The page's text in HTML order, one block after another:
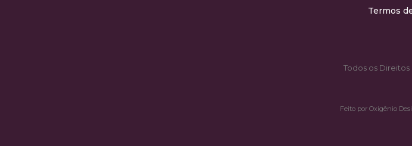
Termos
Todos os Direitos
Feito por Oxigênio